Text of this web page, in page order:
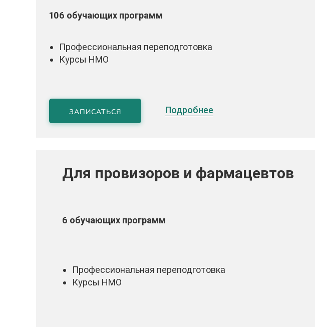
106 обучающих программ
Профессиональная переподготовка
Курсы НМО
ЗАПИСАТЬСЯ Подробнее
Для провизоров и фармацевтов
6 обучающих программ
Профессиональная переподготовка
Курсы НМО